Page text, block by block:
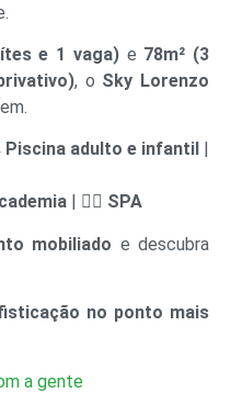
e 1 vaga)e 78m² (3
, o Sky Lorenzo
Piscina adulto e infantil
| 🧖‍♂️ SPA
mobiliado e descubra
no ponto mais
a gente